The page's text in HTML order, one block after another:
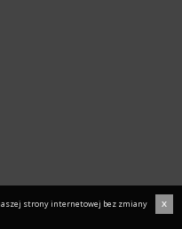
X
strony internetowej bez zmiany